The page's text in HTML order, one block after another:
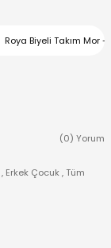
Roya Biyeli Takım Mor -
(0) Yorum
, Erkek Çocuk ,Tüm